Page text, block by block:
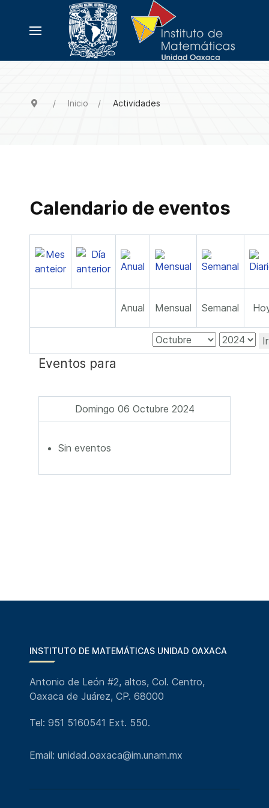
Inicio Actividades
Calendario de eventos
Anual Mensual Semanal
Eventos para
Domingo 06 Octubre 2024
Sin eventos
INSTITUTO DE MATEMÁTICAS UNIDAD OAXACA
Antonio de León #2, altos, Col. Centro,
Oaxaca de Juárez, CP. 68000
Tel: 951 5160541 Ext. 550.
Email: unidad.oaxaca@im.unam.mx